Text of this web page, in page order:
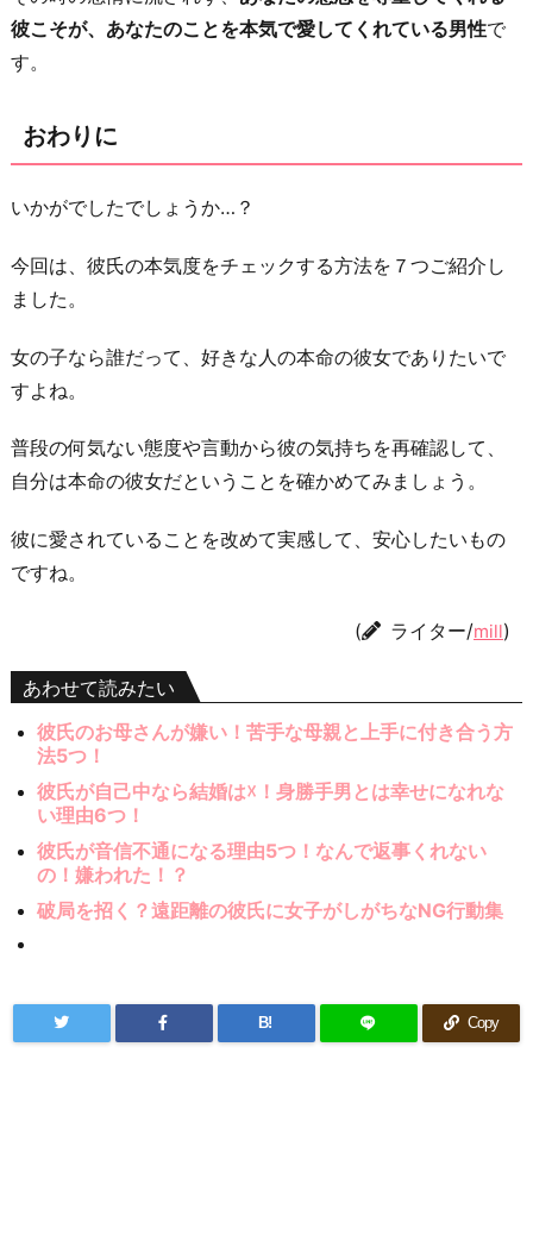
彼こそが、あなたのことを本気で愛してくれている男性で
す。
おわりに
いかがでしたでしょうか…？
今回は、彼氏の本気度をチェックする方法を７つご紹介し
ました。
女の子なら誰だって、好きな人の本命の彼女でありたいで
すよね。
普段の何気ない態度や言動から彼の気持ちを再確認して、
自分は本命の彼女だということを確かめてみましょう。
彼に愛されていることを改めて実感して、安心したいもの
ですね。
( ライター/mill)
あわせて読みたい
彼氏のお母さんが嫌い！苦手な母親と上手に付き合う方
法5つ！
彼氏が自己中なら結婚は☓！身勝手男とは幸せになれな
い理由6つ！
彼氏が音信不通になる理由5つ！なんで返事くれない
の！嫌われた！？
破局を招く？遠距離の彼氏に女子がしがちなNG行動集
B! Copy